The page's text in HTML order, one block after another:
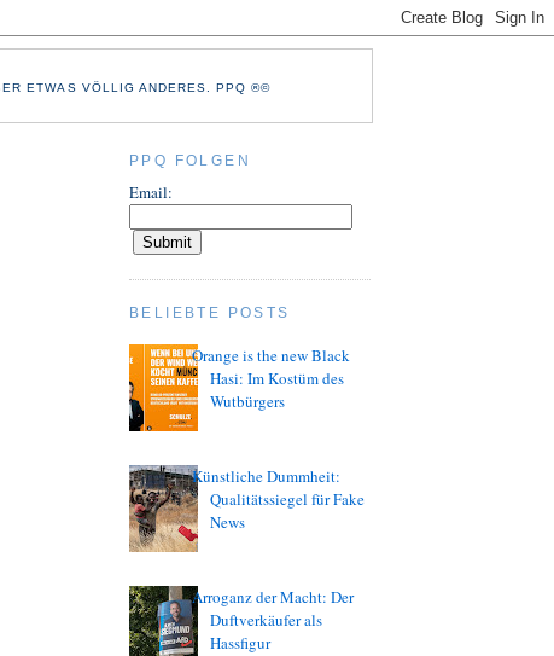
ETWAS VÖLLIG ANDERES. PPQ ®©
PPQ FOLGEN
Email:
BELIEBTE POSTS
Orange is the new Black
Hasi: Im Kostüm des
Wutbürgers
Künstliche Dummheit:
Qualitätssiegel für Fake
News
Arroganz der Macht: Der
Duftverkäufer als
Hassfigur